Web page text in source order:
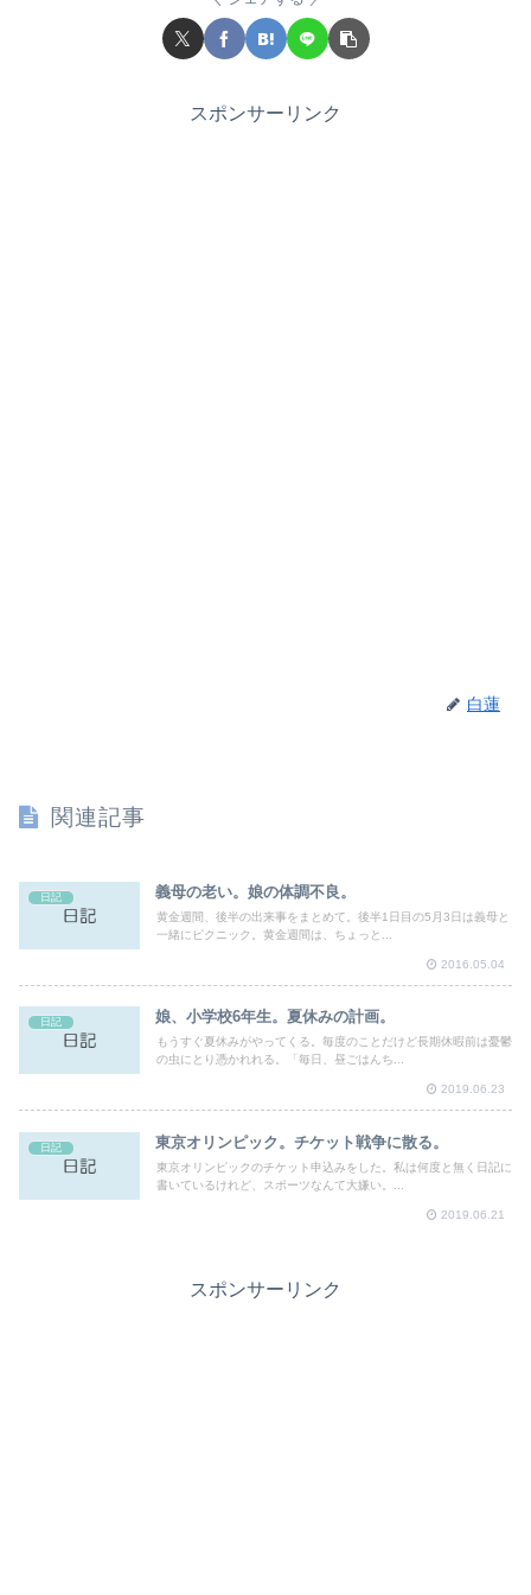
スポンサーリンク
白蓮
関連記事
日記 義母の老い。娘の体調不良。
黄金週間、後半の出来事をまとめて。後半1日目の5月3日は義母と
一緒にピクニック。黄金週間は、ちょっと...
2016.05.04
日記 娘、小学校6年生。夏休みの計画。
もうすぐ夏休みがやってくる。毎度のことだけど長期休暇前は憂鬱
の虫にとり憑かれれる。「毎日、昼ごはんち...
2019.06.23
日記 東京オリンピック。チケット戦争に散る。
東京オリンピックのチケット申込みをした。私は何度と無く日記に
書いているけれど、スポーツなんて大嫌い。...
2019.06.21
スポンサーリンク